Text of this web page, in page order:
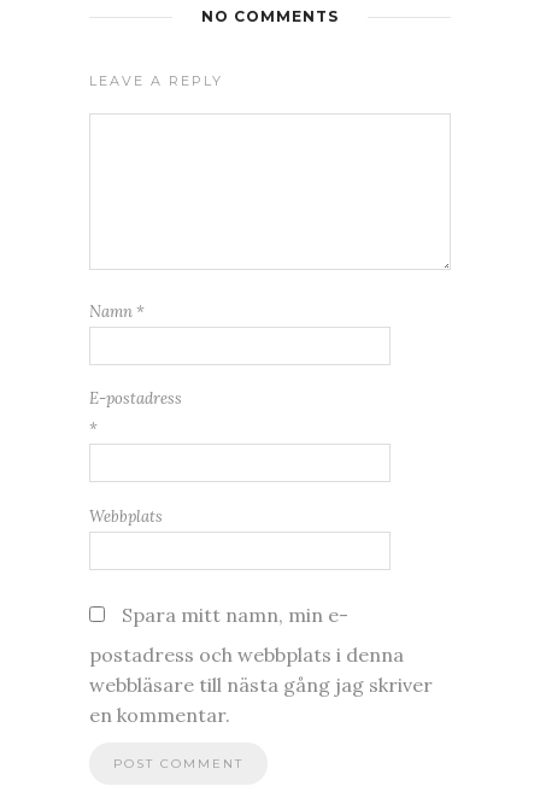
NO COMMENTS
LEAVE A REPLY
Namn *
E-postadress
*
Webbplats
Spara mitt namn, min e-
postadress och webbplats i denna
webbläsare till nästa gång jag skriver
en kommentar.